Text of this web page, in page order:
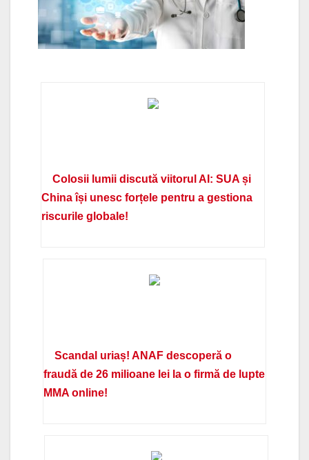
Colosii lumii discută viitorul AI: SUA și
China își unesc forțele pentru a gestiona
riscurile globale!
Scandal uriaș! ANAF descoperă o
fraudă de 26 milioane lei la o firmă de lupte
MMA online!